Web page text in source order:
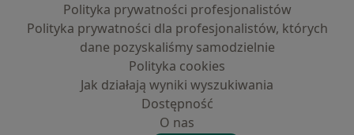
Polityka prywatności profesjonalistów
Polityka prywatności dla profesjonalistów, których
dane pozyskaliśmy samodzielnie
Polityka cookies
Jak działają wyniki wyszukiwania
Dostępność
O nas